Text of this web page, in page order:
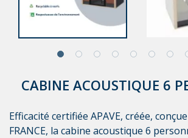
CABINE ACOUSTIQUE 6
Efficacité certifiée APAVE, créée,
FRANCE, la cabine acoustique 6